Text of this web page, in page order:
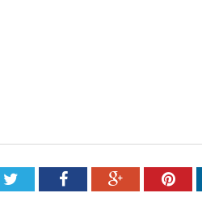
TwitterFacebookGoogle+